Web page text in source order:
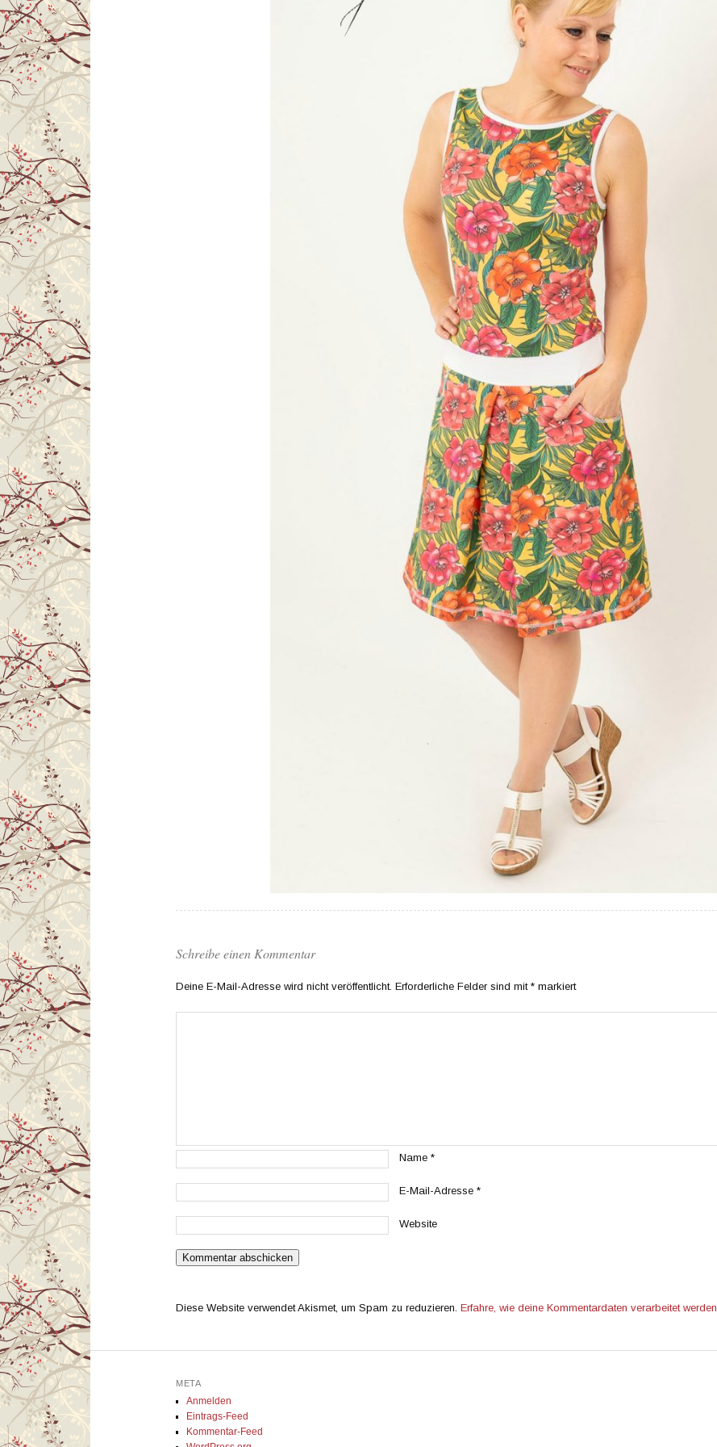
Schreibe einen Kommentar
Deine E-Mail-Adresse wird nicht veröffentlicht. Erforderliche Felder sind mit * markiert
Name *
E-Mail-Adresse *
Website
Diese Website verwendet Akismet, um Spam zu reduzieren. Erfahre, wie deine Kommentardaten verarbeitet werden.
META
Anmelden
Eintrags-Feed
Kommentar-Feed